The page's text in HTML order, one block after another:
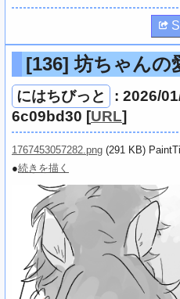
[136] 坊ちゃんの
にはちびっと
: 2026/
6c09bd30 [URL]
1767453057282.png (291 KB)
●続きを描く